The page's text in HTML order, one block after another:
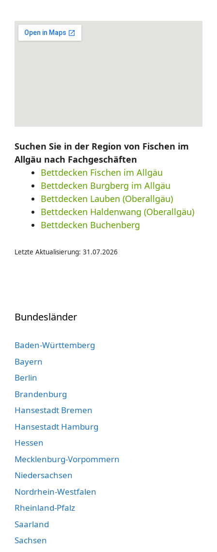
Suchen Sie in der Region von Fischen im
Allgäu nach Fachgeschäften
Bettdecken Fischen im Allgäu
Bettdecken Burgberg im Allgäu
Bettdecken Lauben (Oberallgäu)
Bettdecken Haldenwang (Oberallgäu)
Bettdecken Buchenberg
Letzte Aktualisierung: 31.07.2026
Bundesländer
Baden-Württemberg
Bayern
Berlin
Brandenburg
Hansestadt Bremen
Hansestadt Hamburg
Hessen
Mecklenburg-Vorpommern
Niedersachsen
Nordrhein-Westfalen
Rheinland-Pfalz
Saarland
Sachsen